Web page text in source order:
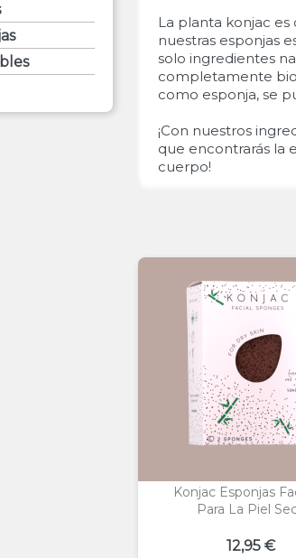
La planta konjac es
nuestras esponjas
solo ingredientes
completamente
como esponja, se
¡Con nuestros
que encontrarás la
cuerpo!
Konjac Esponjas
Para La Piel
Precio
12,95 €